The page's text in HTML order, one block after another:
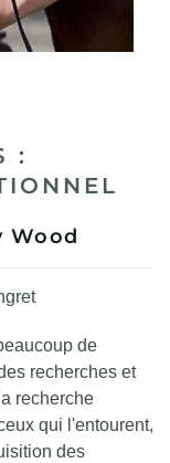
:
Wood
de
recherches et
recherche
qui l'entourent,
des